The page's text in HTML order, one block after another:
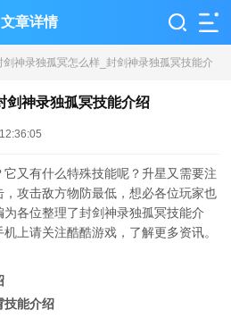
文章详情
剑神录独孤冥怎么样_封剑神录独孤冥技能介
剑神录独孤冥技能介绍
又有什么特殊技能呢？升星又需要注
攻击敌方物防最低，想必各位玩家也
各位整理了封剑神录独孤冥技能介
上请关注酷酷游戏，了解更多资讯。
技能介绍